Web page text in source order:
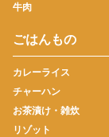
牛肉
ごはんもの
カレーライス
チャーハン
お茶漬け・雑炊
リゾット